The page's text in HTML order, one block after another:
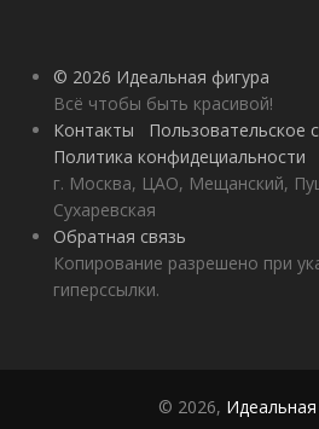
© 2026 Идеальная фигура
Всё чтобы быть красивой!
Контакты
Пользовательское
Политика конфидециальности
г. Москва, ЦАО, Мещанский,
Сухаревская
Обратная связь
Копирование разрешено при
гиперссылки.
© 2026,